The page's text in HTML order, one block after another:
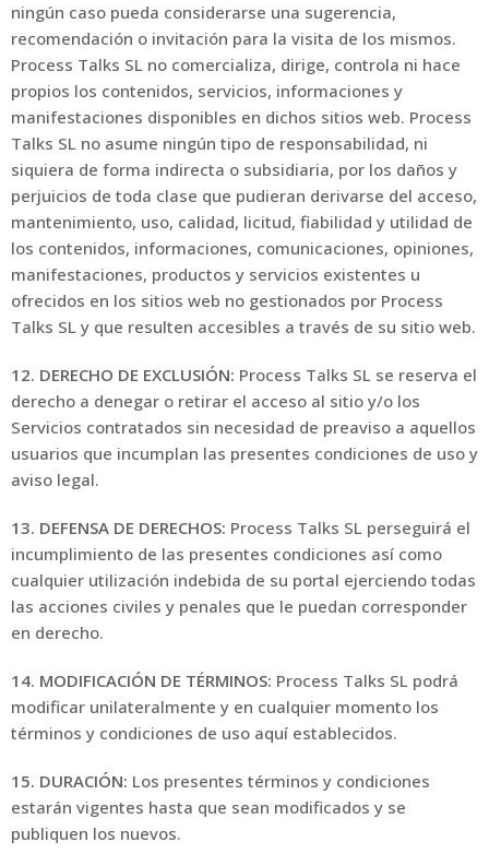
ningún caso pueda considerarse una sugerencia,
recomendación o invitación para la visita de los mismos.
Process Talks SL no comercializa, dirige, controla ni hace
propios los contenidos, servicios, informaciones y
manifestaciones disponibles en dichos sitios web. Process
Talks SL no asume ningún tipo de responsabilidad, ni
siquiera de forma indirecta o subsidiaria, por los daños y
perjuicios de toda clase que pudieran derivarse del acceso,
mantenimiento, uso, calidad, licitud, fiabilidad y utilidad de
los contenidos, informaciones, comunicaciones, opiniones,
manifestaciones, productos y servicios existentes u
ofrecidos en los sitios web no gestionados por Process
Talks SL y que resulten accesibles a través de su sitio web.
12. DERECHO DE EXCLUSIÓN: Process Talks SL se reserva el
derecho a denegar o retirar el acceso al sitio y/o los
Servicios contratados sin necesidad de preaviso a aquellos
usuarios que incumplan las presentes condiciones de uso y
aviso legal.
13. DEFENSA DE DERECHOS: Process Talks SL perseguirá el
incumplimiento de las presentes condiciones así como
cualquier utilización indebida de su portal ejerciendo todas
las acciones civiles y penales que le puedan corresponder
en derecho.
14. MODIFICACIÓN DE TÉRMINOS: Process Talks SL podrá
modificar unilateralmente y en cualquier momento los
términos y condiciones de uso aquí establecidos.
15. DURACIÓN: Los presentes términos y condiciones
estarán vigentes hasta que sean modificados y se
publiquen los nuevos.